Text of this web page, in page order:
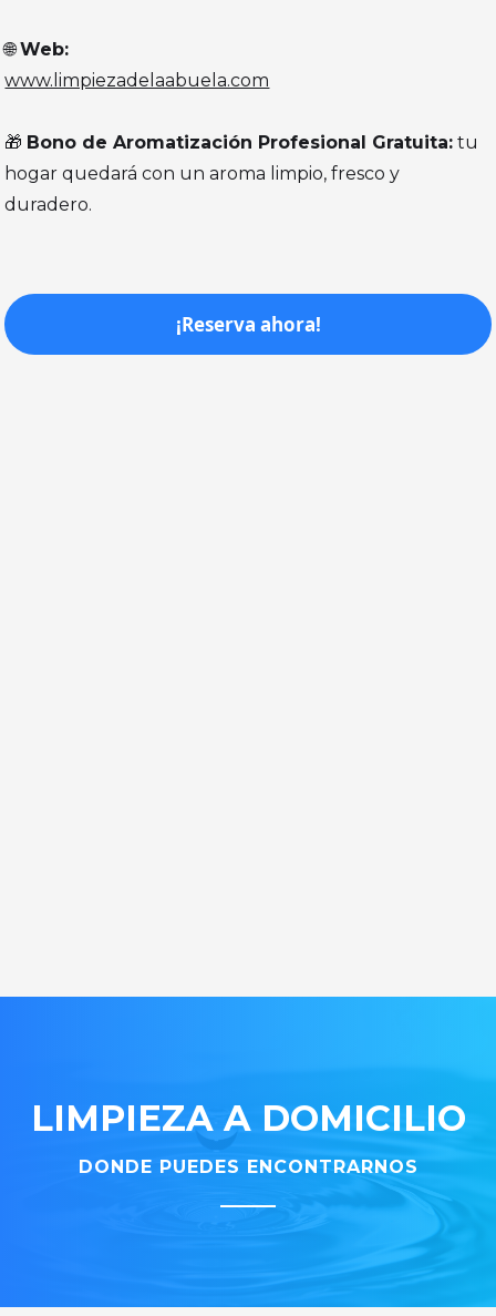
🌐Web:
www.limpiezadelaabuela.com
🎁 Bono de Aromatización Profesional Gratuita: tu
hogar quedará con un aroma limpio, fresco y
duradero.
¡Reserva ahora!
LIMPIEZA A DOMICILIO
DONDE PUEDES ENCONTRARNOS